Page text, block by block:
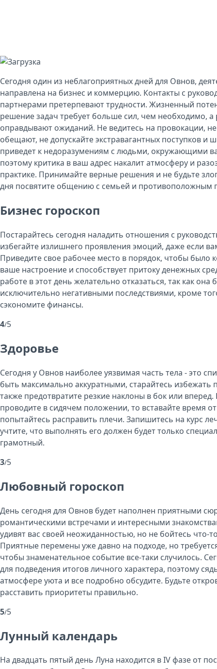
Сегодня один из неблагоприятных дней для Овнов,
направлена на бизнес и коммерцию. Контакты с
партнерами претерпевают трудности. Жизненный
решение задач требует больше сил, чем необходимо, а
оправдывают ожиданий. Не ведитесь на провокации,
обещают, не допускайте экстравагантных поступков и
приведет к недоразумениям с людьми, окружающими
поэтому критика в ваш адрес накалит атмосферу и
практике. Принимайте верные решения и не будьте
дня посвятите общению с семьей и противоположным
Бизнес гороскоп
Постарайтесь сегодня наладить отношения с
избегайте излишнего проявления эмоций, даже если
Приведите свое рабочее место в порядок, чтобы было
ваше настроение и способствует притоку денежных
работе в этот день желательно отказаться, так как она
исключительно негативными последствиями, кроме
сэкономите финансы.
4/5
Здоровье
Сегодня у Овнов наиболее уязвимая часть тела - это
быть максимально аккуратными, старайтесь избежать
также предотвратите резкие наклоны в бок или
проводите в сидячем положении, то вставайте время
попытайтесь расправить плечи. Запишитесь на курс
учтите, что выполнять его должен будет только
грамотный.
3/5
Любовный гороскоп
День сегодня для Овнов будет наполнен приятными
романтическими встречами и интересными
удивят вас своей неожиданностью, но не бойтесь что-
Приятные перемены уже давно на подходе, но
чтобы знаменательное событие все-таки случилось.
для подведения итогов личного характера, поэтому
атмосфере уюта и все подробно обсудите. Будьте
расставить приоритеты правильно.
5/5
Лунный календарь
На двадцать пятый день Луна находится в IV фазе от